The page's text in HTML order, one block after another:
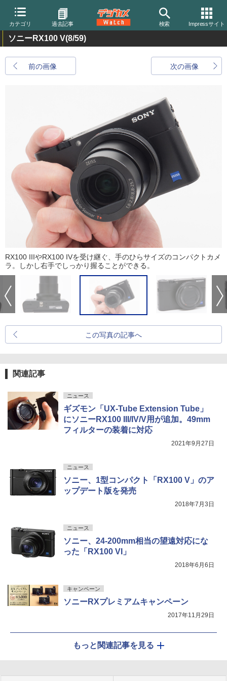
カテゴリ 過去記事 検索 Impressサイト
ソニーRX100 V(8/59)
前の画像 次の画像
RX100 IIIやRX100 IVを受け継ぐ、手のひらサイズのコンパクトカメ
ラ。しかし右手でしっかり握ることができる。
この写真の記事へ
関連記事
ニュース
ギズモン「UX-Tube Extension Tube」
にソニーRX100 III/IV/V用が追加。49mm
フィルターの装着に対応
2021年9月27日
ニュース
ソニー、1型コンパクト「RX100 V」のア
ップデート版を発売
2018年7月3日
ニュース
ソニー、24-200mm相当の望遠対応にな
った「RX100 VI」
2018年6月6日
キャンペーン
ソニーRXプレミアムキャンペーン
2017年11月29日
もっと関連記事を見る